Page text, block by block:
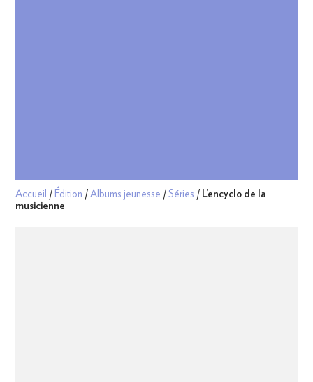
Accueil / Édition /Albums jeunesse /Séries / L’encyclo de la
musicienne